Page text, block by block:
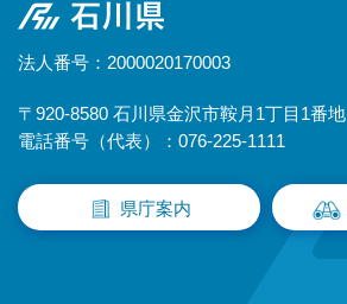
石川県
法人番号：2000020170003
〒920-8580 石川県金沢市鞍月1丁目1番地
電話番号（代表）：076-225-1111
県庁案内